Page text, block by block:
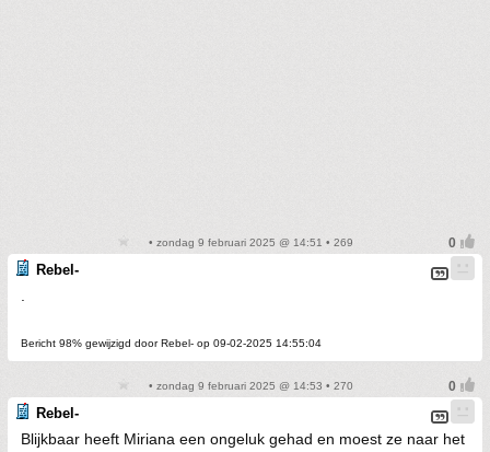
• zondag 9 februari 2025 @ 14:51 • 269
Rebel-
Bericht 98% gewijzigd door Rebel- op 09-02-2025 14:55:04
• zondag 9 februari 2025 @ 14:53 • 270
Rebel-
Blijkbaar heeft Miriana een ongeluk gehad en moest ze naar het